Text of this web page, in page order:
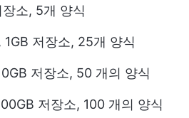
소, 5개 양식
저장소, 25개 양식
저장소, 50 개의 양식
저장소, 100 개의 양식